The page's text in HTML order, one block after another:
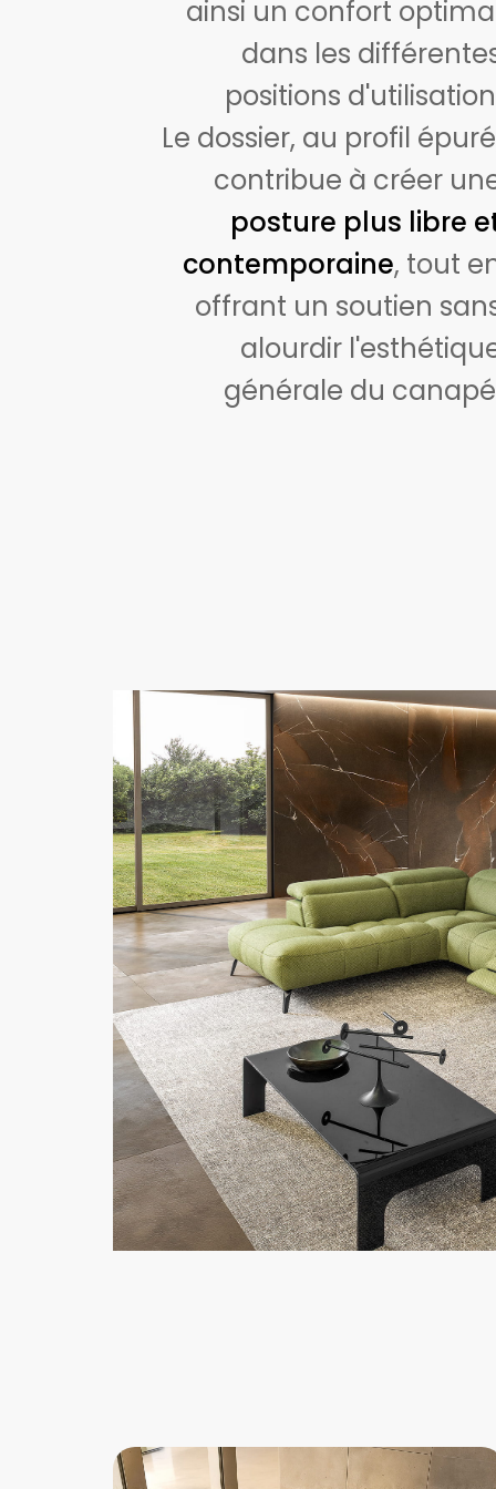
ainsi un confort
dans les
positions
Le dossier, au profil
contribue à créer
posture plus libre
contemporaine, tout
offrant un soutien
alourdir
générale du